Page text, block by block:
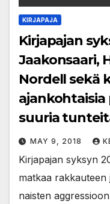
KIRJAPAJA
Kirjapajan
Jaakonsaari,
Nordell sekä
ajankohtaisia
suuria
MAY 9, 2018
Kirjapajan syksyn
matkaa
naisten